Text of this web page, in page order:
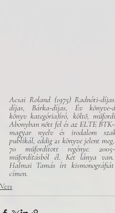
Acsai Roland (1975) Radnóti-
díjas, Bárka-díjas, Év könyve-
könyv kategória)író, költő,
Abonyban nőtt fel és az ELTE
magyar nyelv és irodalom
publikál, eddig 21 könyve jelent
70 műfordított regénye.
műfordításból él. Két lánya van.
Halmai Tamás írt
címen.
Vers